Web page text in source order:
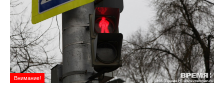
Внимание!